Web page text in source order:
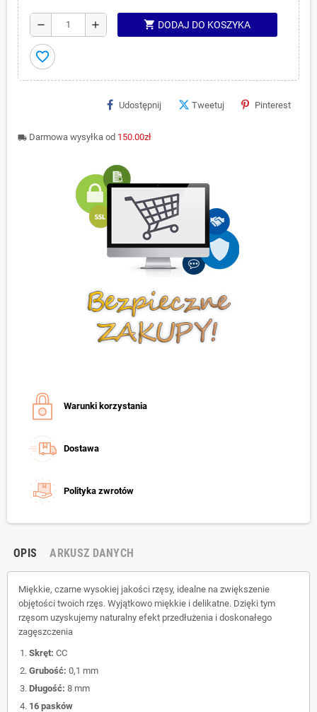
remove add shopping_cart DODAJ DO KOSZYKA
favorite_border
Udostępnij Tweetuj Pinterest
local_shipping Darmowa wysyłka od 150.00zł
Warunki korzystania
Dostawa
Polityka zwrotów
OPIS ARKUSZ DANYCH
Miękkie, czarne wysokiej jakości rzęsy, idealne na zwiększenie
objętości twoich rzęs. Wyjątkowo miękkie i delikatne. Dzięki tym
rzęsom uzyskujemy naturalny efekt przedłużenia i doskonałego
zagęszczenia
Skręt: CC
Grubość: 0,1 mm
Długość: 8 mm
16 pasków